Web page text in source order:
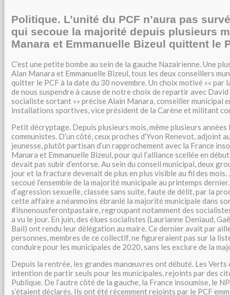
Politique. L’unité du PCF n’aura pas
qui secoue la majorité depuis plusieurs
Manara et Emmanuelle Bizeul quittent le
C’est une petite bombe au sein de la gauche Nazairienne. Une
Alan Manara et Emmanuelle Bizeul, tous les deux conseillers
quitter le PCF à la date du 30 novembre. Un choix motivé
« par
de nous suspendre à cause de notre choix de repartir avec David
socialiste sortant »
précise Alain Manara, conseiller municipal
installations sportives, vice président de la Carène et militant
Petit décryptage. Depuis plusieurs mois, même plusieurs
communistes. D’un côté, ceux proches d’Yvon Renevot, adjoint
jeunesse, plutôt partisan d’un rapprochement avec la France
Manara et Emmanuelle Bizeul, pour qui l’alliance scellée en
devait pas subir d’entorse. Au sein du conseil municipal, deux
jour et la fracture devenait de plus en plus visible au fil des mois.
secoué l’ensemble de la majorité municipale au printemps
d’agression sexuelle, classée sans suite, faute de délit, par la
cette affaire a néanmoins ébranlé la majorité municipale dans
#ilsnenousferontpastaire, regroupant notamment des
a vu le jour. En juin, des élues socialistes (Laurianne Deniaud,
Bail) ont rendu leur délégation au maire. Ce dernier avait par
personnes, membres de ce collectif, ne figureraient pas sur la
conduire pour les municipales de 2020, sans les exclure de la
Depuis la rentrée, les grandes manœuvres ont débuté. Les Verts
intention de partir seuls pour les municipales, rejoints par des
Publique. De l’autre côté de la gauche, la France insoumise, le
s’étaient déclarés. Ils ont été récemment rejoints par le PCF